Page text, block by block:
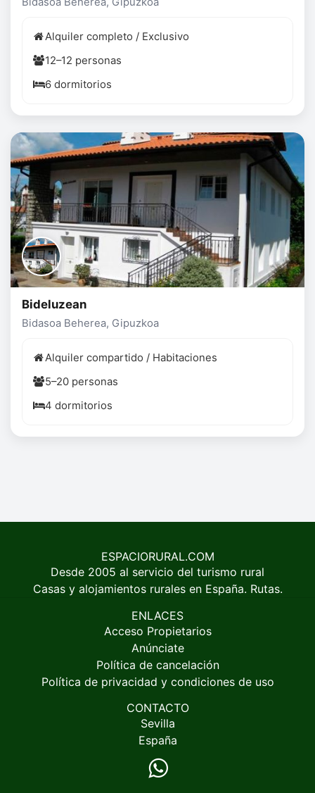
Alquiler completo / Exclusivo
12–12 personas
6 dormitorios
Bideluzean
Bidasoa Beherea, Gipuzkoa
Alquiler compartido / Habitaciones
5–20 personas
4 dormitorios
ESPACIORURAL.COM
Desde 2005 al servicio del turismo rural
Casas y alojamientos rurales en España. Rutas.
ENLACES
Acceso Propietarios
Anúnciate
Política de cancelación
Política de privacidad y condiciones de uso
CONTACTO
Sevilla
España